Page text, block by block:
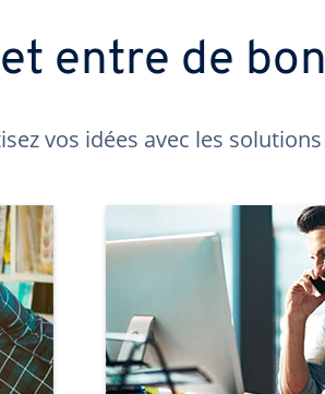
entre de
vos idées avec les